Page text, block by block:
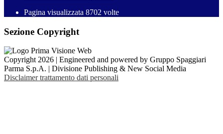
Pagina visualizzata 8702 volte
Sezione Copyright
Copyright 2026 | Engineered and powered by Gruppo Spaggiari
Parma S.p.A. | Divisione Publishing & New Social Media
Disclaimer trattamento dati personali